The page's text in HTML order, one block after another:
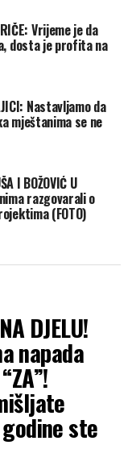
Vrijeme je da
dosta je profita na
Nastavljamo da
mještanima se ne
I BOŽOVIĆ U
razgovarali o
(FOTO)
DJELU!
napada
ste